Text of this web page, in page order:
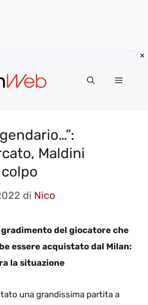
MENU
Maldini
di Nico
del giocatore che
essere acquistato dal Milan:
la situazione
una grandissima partita a